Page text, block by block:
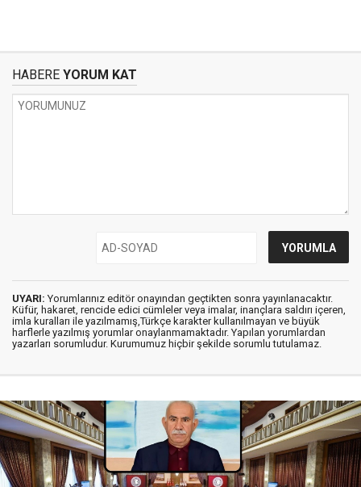
HABERE YORUM KAT
UYARI: Yorumlarınız editör onayından geçtikten sonra yayınlanacaktır.
Küfür, hakaret, rencide edici cümleler veya imalar, inançlara saldırı içeren,
imla kuralları ile yazılmamış,Türkçe karakter kullanılmayan ve büyük
harflerle yazılmış yorumlar onaylanmamaktadır. Yapılan yorumlardan
yazarları sorumludur. Kurumumuz hiçbir şekilde sorumlu tutulamaz.